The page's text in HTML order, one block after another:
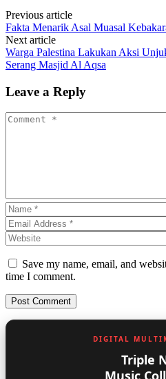
Previous article
Fakta Menarik Asal Muasal
Next article
Warga Palestina Lakukan Aksi
Serang Masjid Al Aqsa
Leave a Reply
Save my name, email, and
time I comment.
DIGITAL
Triple